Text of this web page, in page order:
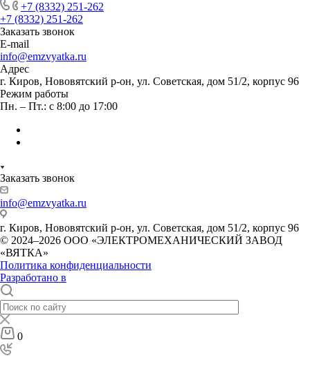
+7 (8332) 251-262
+7 (8332) 251-262
Заказать звонок
E-mail
info@emzvyatka.ru
Адрес
г. Киров, Нововятский р-он, ул. Советская, дом 51/2, корпус 96
Режим работы
Пн. – Пт.: с 8:00 до 17:00
Заказать звонок
info@emzvyatka.ru
г. Киров, Нововятский р-он, ул. Советская, дом 51/2, корпус 96
© 2024–2026 ООО «ЭЛЕКТРОМЕХАНИЧЕСКИЙ ЗАВОД
«ВЯТКА»
Политика конфиденциальности
Разработано в
0